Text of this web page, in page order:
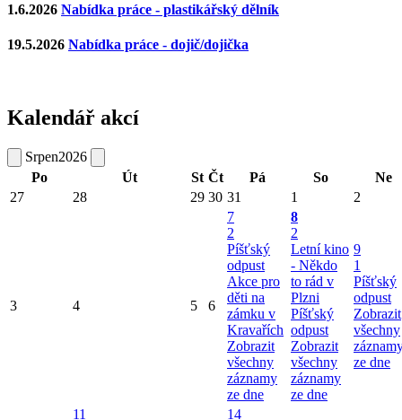
1.6.2026 Nabídka práce - plastikářský dělník
19.5.2026 Nabídka práce - dojič/dojička
Kalendář akcí
Srpen2026
Po
Út St Čt Pá So
Ne
27
28 29 30 31 1 2
3 4 5 6
7
2
Píšťský
odpust
Akce pro
děti na
zámku v
Kravařích
Zobrazit
všechny
záznamy
ze dne
8
2
Letní kino
- Někdo
to rád v
Plzni
Píšťský
odpust
Zobrazit
všechny
záznamy
ze dne
9
1
Píšťský
odpust
Zobrazit
všechny
ze dne
11
14